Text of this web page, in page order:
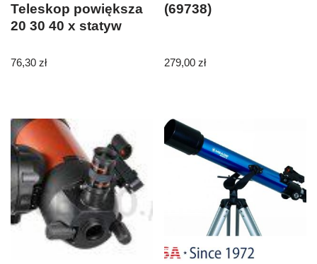
Teleskop powiększa
20 30 40 x statyw
76,30 zł
(69738)
279,00zł